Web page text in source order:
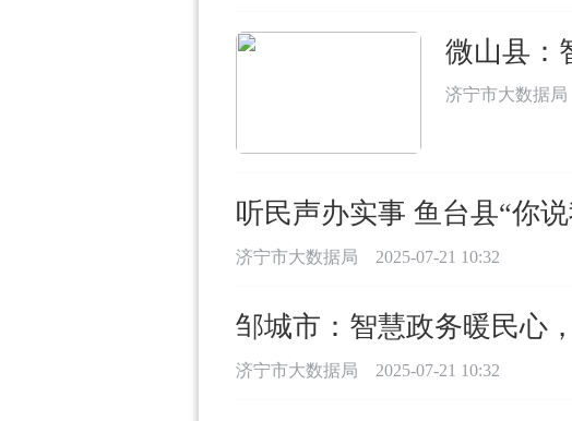
微山县：
济宁市大数据局
听民声办实事 鱼台县“你
济宁市大数据局 2025-07-21 10:32
邹城市：智慧政务暖民心
济宁市大数据局 2025-07-21 10:32